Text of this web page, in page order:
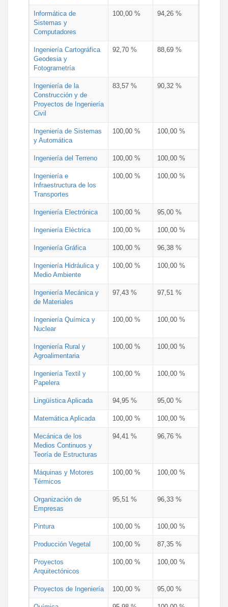
Informática de
Sistemas y
Computadores
100,00 % 94,26 %
Ingeniería Cartográfica
Geodesia y
Fotogrametría
92,70 % 88,69 %
Ingeniería de la
Construcción y de
Proyectos de Ingeniería
Civil
83,57 % 90,32 %
Ingeniería de Sistemas
y Automática
100,00 % 100,00 %
Ingeniería del Terreno 100,00 % 100,00 %
Ingeniería e
Infraestructura de los
Transportes
100,00 % 100,00 %
Ingeniería Electrónica 100,00 % 95,00 %
Ingeniería Eléctrica 100,00 % 100,00 %
Ingeniería Gráfica 100,00 % 96,38 %
Ingeniería Hidráulica y
Medio Ambiente
100,00 % 100,00 %
Ingeniería Mecánica y
de Materiales
97,43 % 97,51 %
Ingeniería Química y
Nuclear
100,00 % 100,00 %
Ingeniería Rural y
Agroalimentaria
100,00 % 100,00 %
Ingeniería Textil y
Papelera
100,00 % 100,00 %
Lingüística Aplicada 94,95 % 95,00 %
Matemática Aplicada 100,00 % 100,00 %
Mecánica de los
Medios Continuos y
Teoría de Estructuras
94,41 % 96,76 %
Máquinas y Motores
Térmicos
100,00 % 100,00 %
Organización de
Empresas
95,51 % 96,33 %
Pintura 100,00 % 100,00 %
Producción Vegetal 100,00 % 87,35 %
Proyectos
Arquitectónicos
100,00 % 100,00 %
Proyectos de Ingeniería 100,00 % 95,00 %